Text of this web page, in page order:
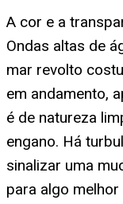
A cor e a
Ondas altas de
mar revolto
em andamento,
é de natureza
engano. Há
sinalizar uma
para algo